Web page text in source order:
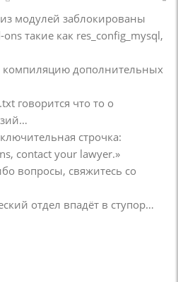
модулей заблокированы
такие как res_config_mysql,
компиляцию дополнительных
говорится что то о
строчка:
contact your lawyer.»
вопросы, свяжитесь со
отдел впадёт в ступор…